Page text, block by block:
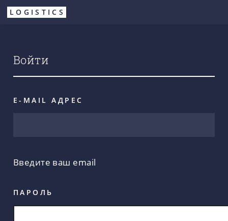
Перейти
LOGISTICS
Войти
E-MAIL АДРЕС
Введите ваш email
ПАРОЛЬ